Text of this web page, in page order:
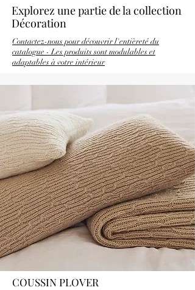
Explorez une partiede la collection
Décoration
Contactez-nous pour découvrir l'entièreté du
catalogue - Les produits sont modulables et
adaptables à votre intérieur
COUSSIN PLOVER